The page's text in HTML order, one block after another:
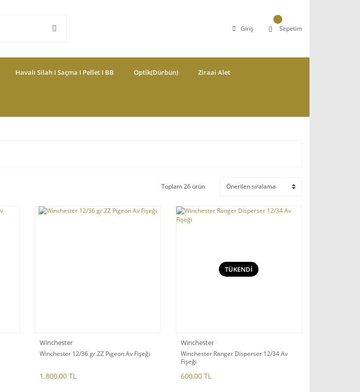
Giriş Sepetim
Havalı Silah I Saçma I Pellet I BB Optik(Dürbün) Ziraai Alet
Toplam 26 ürün
Winchester
Winchester 12/36 gr.ZZ Pigeon Av Fişeği
1.800,00 TL
TÜKENDİ
Winchester
Winchester Ranger Disperser 12/34 Av
Fişeği
600,00 TL